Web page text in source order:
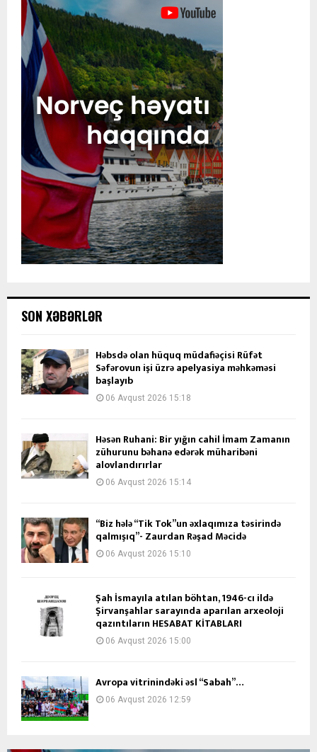
SON XƏBƏRLƏR
Həbsdə olan hüquq müdafiəçisi Rüfət
Səfərovun işi üzrə apelyasiya məhkəməsi
başlayıb
06 Avqust 2026 15:18
Həsən Ruhani: Bir yığın cahil İmam Zamanın
zühurunu bəhanə edərək müharibəni
alovlandırırlar
06 Avqust 2026 15:14
“Biz hələ “Tik Tok”un əxlaqımıza təsirində
qalmışıq”- Zaurdan Rəşad Məcidə
06 Avqust 2026 15:10
Şah İsmayıla atılan böhtan, 1946-cı ildə
Şirvanşahlar sarayında aparılan arxeoloji
qazıntıların HESABAT KİTABLARI
06 Avqust 2026 15:00
Avropa vitrinindəki əsl “Sabah”…
06 Avqust 2026 12:59